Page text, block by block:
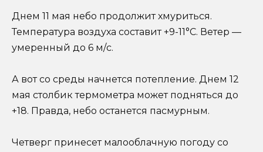
Днем 11 мая небо продолжит хмуриться.
Температура воздуха составит +9-11°C. Ветер —
умеренный до 6 м/с.
А вот со среды начнется потепление. Днем 12
мая столбик термометра может подняться до
+18. Правда, небо останется пасмурным.
Четверг принесет малооблачную погоду со